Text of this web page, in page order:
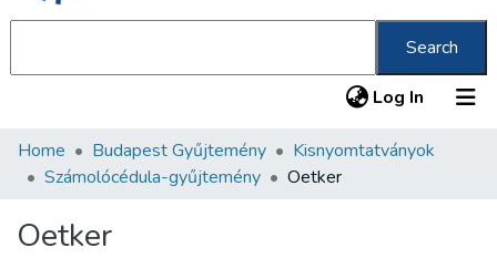
Search
Log In (current)
Communities & Collections
Statistics
Home Budapest Gyűjtemény
Kisnyomtatványok
Számolócédula-gyűjtemény
Oetker
Oetker